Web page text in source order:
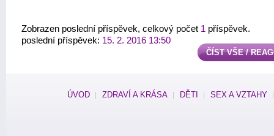
Zobrazen poslední příspěvek, celkový počet 1 příspěvek.
poslední příspěvek: 15. 2. 2016 13:50
ČÍST VŠE /
ÚVOD ZDRAVÍ A KRÁSA DĚTI SEX A VZTAHY